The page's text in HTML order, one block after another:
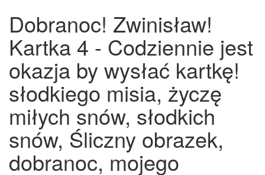
Dobranoc! Zwinisław!
Kartka 4 - Codziennie jest
okazja by wysłać kartkę!
słodkiego misia, życzę
miłych snów, słodkich
snów, Śliczny obrazek,
dobranoc, mojego